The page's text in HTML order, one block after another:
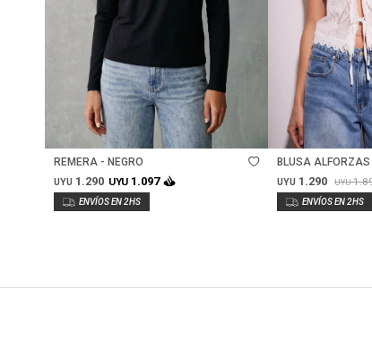
Talle
REMERA - NEGRO
UYU 1.290 UYU 1.097
BLUSA
WHITE
UYU 1.290 UYU